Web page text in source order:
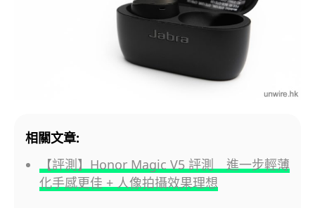
相關文章:
【評測】Honor Magic V5 評測 進一步輕薄
化手感更佳 + 人像拍攝效果理想